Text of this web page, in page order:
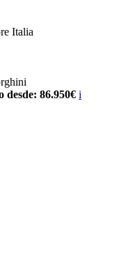
Italia
desde: 86.950€ i